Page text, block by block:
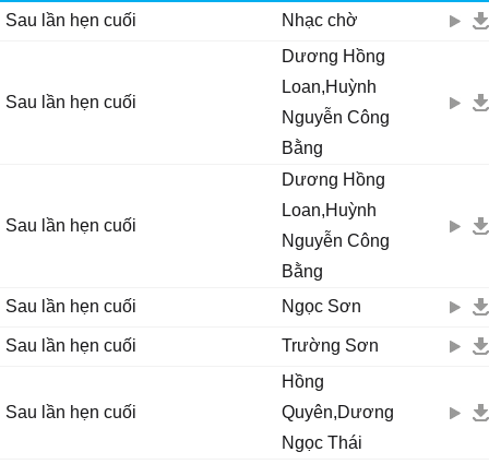
Nhìn cảnh đời ngăn cách đôi nơi .
Sau lần hẹn cuối Nhạc chờ
Sau lần hẹn cuối
Dương Hồng
Loan,Huỳnh
Nguyễn Công
Bằng
Sau lần hẹn cuối
Dương Hồng
Loan,Huỳnh
Nguyễn Công
Bằng
Sau lần hẹn cuối
Ngọc Sơn
Sau lần hẹn cuối Trường Sơn
Sau lần hẹn cuối
Hồng
Quyên,Dương
Ngọc Thái